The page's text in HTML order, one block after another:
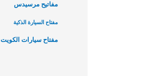
مفاتيح مرسيدس
مفتاح السيارة الذكية
مفتاح سيارات الكويت